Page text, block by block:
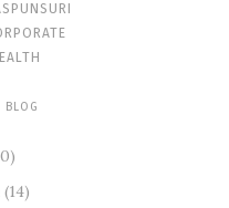
BLOG
(14)